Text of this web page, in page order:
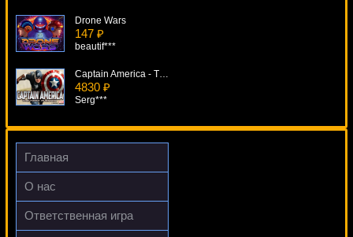
Drone Wars
147 ₽
beautif***
Captain America - The First Avenger Scratch
4830 ₽
Serg***
Spiderman
4749 ₽
Главная
О нас
Ответственная игра